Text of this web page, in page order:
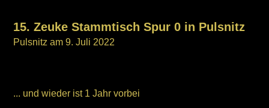
15. Zeuke Stammtisch Spur 0 in Pulsnitz
Pulsnitz am 9. Juli 2022
... und wieder ist 1 Jahr vorbei